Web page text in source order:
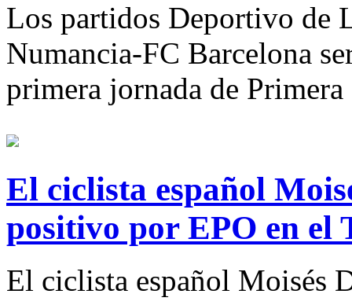
Los partidos Deportivo de
Numancia-FC Barcelona
primera jornada de
El ciclista español
positivo por EPO en el
El ciclista español Moisés